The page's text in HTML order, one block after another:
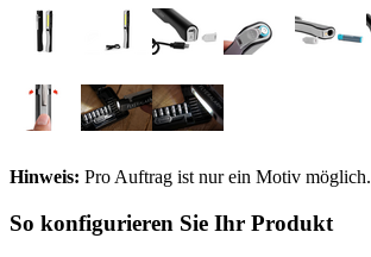
Hinweis: Pro Auftrag ist nur ein Motiv möglich.
So konfigurieren Sie Ihr Produkt